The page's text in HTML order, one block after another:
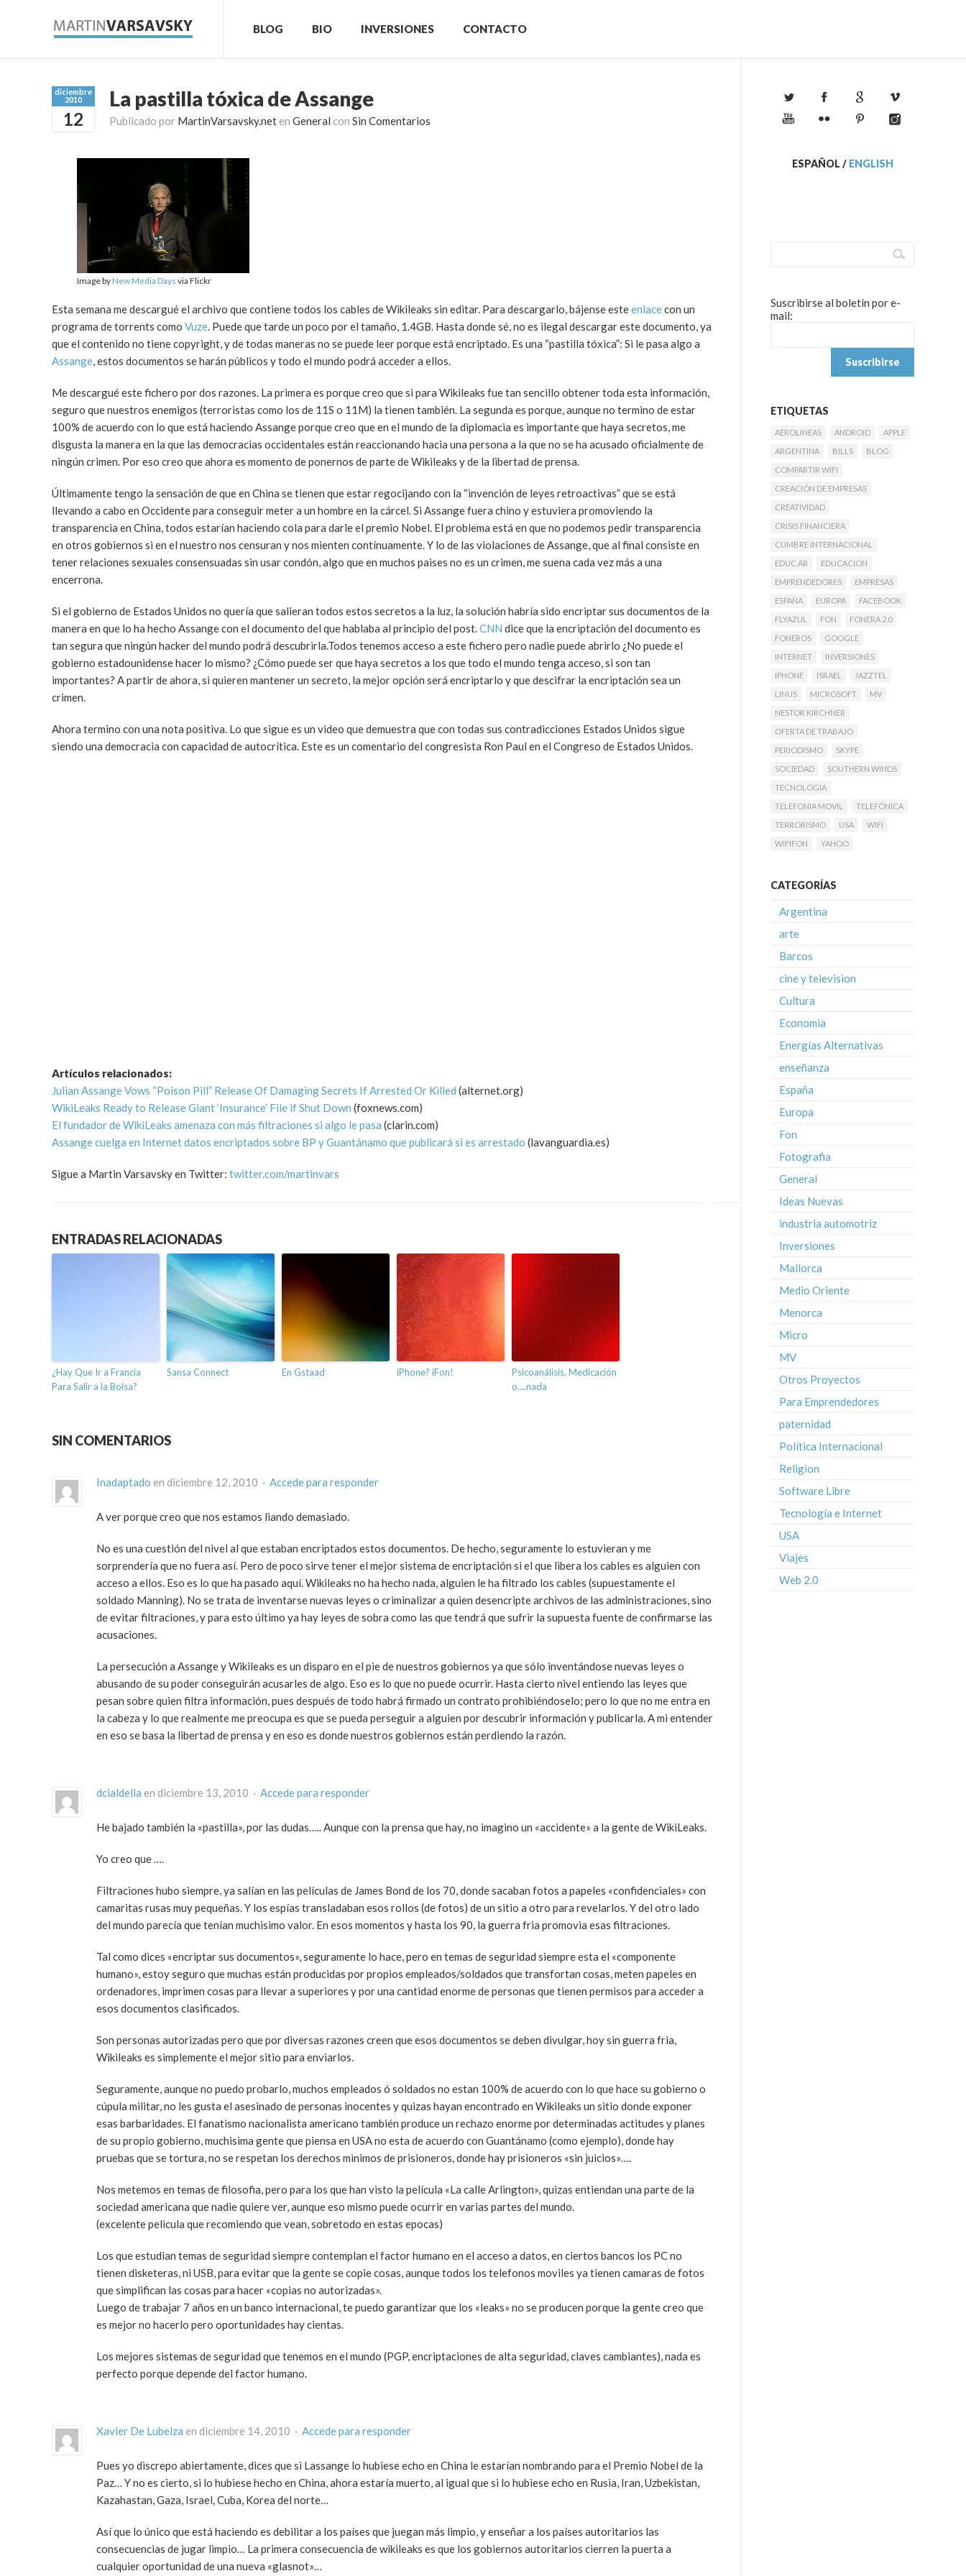
BLOG BIO INVERSIONES CONTACTO
diciembre
2010
12
La pastilla tóxica de Assange
Publicado por MartinVarsavsky.net en General con Sin Comentarios
Image byNew Media Days via Flickr
Esta semana me descargué el archivo que contiene todos los cables de Wikileaks sin editar. Para descargarlo, bájense esteenlacecon un
programa de torrents como Vuze. Puede que tarde un poco por el tamaño, 1.4GB. Hasta donde sé, no es ilegal descargar este documento, ya
que el contenido no tiene copyright, y de todas maneras no se puede leer porque está encriptado. Es una “pastilla tóxica”: Si le pasa algo a
Assange, estos documentos se harán públicos y todo el mundo podrá acceder a ellos.
Me descargué este fichero por dos razones. La primera es porque creo que si para Wikileaks fue tan sencillo obtener toda esta información,
seguro que nuestros enemigos (terroristas como los de 11S o 11M) la tienen también. La segunda es porque, aunque no termino de estar
100% de acuerdo con lo que está haciendo Assange porque creo que en el mundo de la diplomacia es importante que haya secretos, me
disgusta la manera en la que las democracias occidentales están reaccionando hacia una persona a la que no se ha acusado oficialmente de
ningún crimen. Por eso creo que ahora es momento de ponernos de parte de Wikileaks y de la libertad de prensa.
Últimamente tengo la sensación de que en China se tienen que estar regocijando con la “invención de leyes retroactivas” que se está
llevando a cabo en Occidente para conseguir meter a un hombre en la cárcel. Si Assange fuera chino y estuviera promoviendo la
transparencia en China, todos estarían haciendo cola para darle el premio Nobel. El problema está en que no podemos pedir transparencia
en otros gobiernos si en el nuestro nos censuran y nos mienten contínuamente. Y lo de las violaciones de Assange, que al final consiste en
tener relaciones sexuales consensuadas sin usar condón, algo que en muchos paises no es un crimen, me suena cada vez más a una
encerrona.
Si el gobierno de Estados Unidos no quería que salieran todos estos secretos a la luz, la solución habría sido encriptar sus documentos de la
manera en que lo ha hecho Assange con el documento del que hablaba al principio del post.CNN dice que la encriptación del documento es
tan segura que ningún hacker del mundo podrá descubrirla.Todos tenemos acceso a este fichero pero nadie puede abrirlo ¿No puede el
gobierno estadounidense hacer lo mismo? ¿Cómo puede ser que haya secretos a los que todo el mundo tenga acceso, si son tan
importantes? A partir de ahora, si quieren mantener un secreto, la mejor opción será encriptarlo y que descifrar la encriptación sea un
crimen.
Ahora termino con una nota positiva. Lo que sigue es un video que demuestra que con todas sus contradicciones Estados Unidos sigue
siendo una democracia con capacidad de autocrítica. Este es un comentario del congresista Ron Paul en el Congreso de Estados Unidos.
Artículos relacionados:
Julian Assange Vows “Poison Pill” Release Of Damaging Secrets If Arrested Or Killed (alternet.org)
WikiLeaks Ready to Release Giant ‘Insurance’ File if Shut Down (foxnews.com)
El fundador de WikiLeaks amenaza con más filtraciones si algo le pasa (clarin.com)
Assange cuelga en Internet datos encriptados sobre BP y Guantánamo que publicará si es arrestado (lavanguardia.es)
Sigue a Martin Varsavsky en Twitter: twitter.com/martinvars
ENTRADAS RELACIONADAS
¿Hay Que Ir a Francia
Para Salir a la Bolsa?
Sansa Connect En Gstaad iPhone? iFon!
Psicoanálisis, Medicación
o….nada
SIN COMENTARIOS
Inadaptado en diciembre 12, 2010 · Accede para responder
A ver porque creo que nos estamos liando demasiado.
No es una cuestión del nivel al que estaban encriptados estos documentos. De hecho, seguramente lo estuvieran y me
sorprendería que no fuera así. Pero de poco sirve tener el mejor sistema de encriptación si el que libera los cables es alguien con
acceso a ellos. Eso es lo que ha pasado aquí. Wikileaks no ha hecho nada, alguien le ha filtrado los cables (supuestamente el
soldado Manning). No se trata de inventarse nuevas leyes o criminalizar a quien desencripte archivos de las administraciones, sino
de evitar filtraciones, y para esto último ya hay leyes de sobra como las que tendrá que sufrir la supuesta fuente de confirmarse las
acusaciones.
La persecución a Assange y Wikileaks es un disparo en el pie de nuestros gobiernos ya que sólo inventándose nuevas leyes o
abusando de su poder conseguirán acusarles de algo. Eso es lo que no puede ocurrir. Hasta cierto nivel entiendo las leyes que
pesan sobre quien filtra información, pues después de todo habrá firmado un contrato prohibiéndoselo; pero lo que no me entra en
la cabeza y lo que realmente me preocupa es que se pueda perseguir a alguien por descubrir información y publicarla. A mi entender
en eso se basa la libertad de prensa y en eso es donde nuestros gobiernos están perdiendo la razón.
dcialdella en diciembre 13, 2010 · Accede para responder
He bajado también la «pastilla», por las dudas….. Aunque con la prensa que hay, no imagino un «accidente» a la gente de WikiLeaks.
Yo creo que ….
Filtraciones hubo siempre, ya salían en las películas de James Bond de los 70, donde sacaban fotos a papeles «confidenciales» con
camaritas rusas muy pequeñas. Y los espías transladaban esos rollos (de fotos) de un sitio a otro para revelarlos. Y del otro lado
del mundo parecía que tenían muchisimo valor. En esos momentos y hasta los 90, la guerra fria promovia esas filtraciones.
Tal como dices «encriptar sus documentos», seguramente lo hace, pero en temas de seguridad siempre esta el «componente
humano», estoy seguro que muchas están producidas por propios empleados/soldados que transfortan cosas, meten papeles en
ordenadores, imprimen cosas para llevar a superiores y por una cantidad enorme de personas que tienen permisos para acceder a
esos documentos clasificados.
Son personas autorizadas pero que por diversas razones creen que esos documentos se deben divulgar, hoy sin guerra fria,
Wikileaks es simplemente el mejor sitio para enviarlos.
Seguramente, aunque no puedo probarlo, muchos empleados ó soldados no estan 100% de acuerdo con lo que hace su gobierno o
cúpula militar, no les gusta el asesinado de personas inocentes y quizas hayan encontrado en Wikileaks un sitio donde exponer
esas barbaridades. El fanatismo nacionalista americano también produce un rechazo enorme por determinadas actitudes y planes
de su propio gobierno, muchisima gente que piensa en USA no esta de acuerdo con Guantánamo (como ejemplo), donde hay
pruebas que se tortura, no se respetan los derechos minimos de prisioneros, donde hay prisioneros «sin juicios»….
Nos metemos en temas de filosofia, pero para los que han visto la película «La calle Arlington», quizas entiendan una parte de la
sociedad americana que nadie quiere ver, aunque eso mismo puede ocurrir en varias partes del mundo.
(excelente pelicula que recomiendo que vean, sobretodo en estas epocas)
Los que estudian temas de seguridad siempre contemplan el factor humano en el acceso a datos, en ciertos bancos los PC no
tienen disketeras, ni USB, para evitar que la gente se copie cosas, aunque todos los telefonos moviles ya tienen camaras de fotos
que simplifican las cosas para hacer «copias no autorizadas».
Luego de trabajar 7 años en un banco internacional, te puedo garantizar que los «leaks» no se producen porque la gente creo que
es mejor no hacerlo pero oportunidades hay cientas.
Los mejores sistemas de seguridad que tenemos en el mundo (PGP, encriptaciones de alta seguridad, claves cambiantes), nada es
perfecto porque depende del factor humano.
Xavier De Lubelza en diciembre 14, 2010 · Accede para responder
Pues yo discrepo abiertamente, dices que si Lassange lo hubiese echo en China le estarían nombrando para el Premio Nobel de la
Paz… Y no es cierto, si lo hubiese hecho en China, ahora estaría muerto, al igual que si lo hubiese echo en Rusia, Iran, Uzbekistan,
Kazahastan, Gaza, Israel, Cuba, Korea del norte…
Así que lo único que está haciendo es debilitar a los países que juegan más limpio, y enseñar a los países autoritarios las
consecuencias de jugar limpio… La primera consecuencia de wikileaks es que los gobiernos autoritarios cierren la puerta a
cualquier oportunidad de una nueva «glasnot»…
ESPAÑOL / ENGLISH
Suscribirse al boletín por e-
mail:
ETIQUETAS
AEROLINEAS ANDROID
APPLE
ARGENTINA
BILLS
BLOG
COMPARTIR WIFI
CREACIÓN DE EMPRESAS
CREATIVIDAD
CRISIS FINANCIERA
CUMBRE INTERNACIONAL
EDUC.AR
EDUCACION
EMPRENDEDORES
EMPRESAS
ESPAÑA
EUROPA
FACEBOOK
FLYAZUL
FON
FONERA 2.0
FONEROS
GOOGLE
INTERNET
INVERSIONES
IPHONE
ISRAEL
JAZZTEL
LINUS
MICROSOFT
MV
NESTOR KIRCHNER
OFERTA DE TRABAJO
PERIODISMO
SKYPE
SOCIEDAD
SOUTHERN WINDS
TECNOLOGIA
TELEFONIA MOVIL
TELEFÓNICA
TERRORISMO
USA
WIFI
WIFIFON
YAHOO
CATEGORÍAS
Argentina
arte
Barcos
cine y television
Cultura
Economia
Energías Alternativas
enseñanza
España
Europa
Fon
Fotografia
General
Ideas Nuevas
industria automotriz
Inversiones
Mallorca
Medio Oriente
Menorca
Micro
MV
Otros Proyectos
Para Emprendedores
paternidad
Política Internacional
Religion
Software Libre
Tecnología e Internet
USA
Viajes
Web 2.0